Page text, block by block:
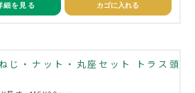
細を見る カゴに入れる
じ・ナット・丸座セット トラス頭